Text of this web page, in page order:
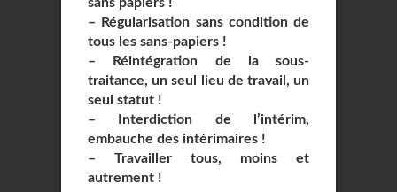
– Régularisation sans condition de
tous les sans-papiers !
– Réintégration de la sous-
traitance, un seul lieu de travail, un
seul statut !
– Interdiction de l’intérim,
embauche des intérimaires !
– Travailler tous, moins et
autrement !